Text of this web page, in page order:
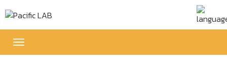
Toggle
navigation